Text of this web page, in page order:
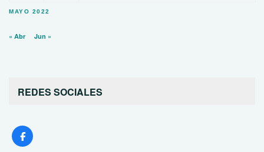
MAYO 2022
« Abr Jun »
REDES SOCIALES